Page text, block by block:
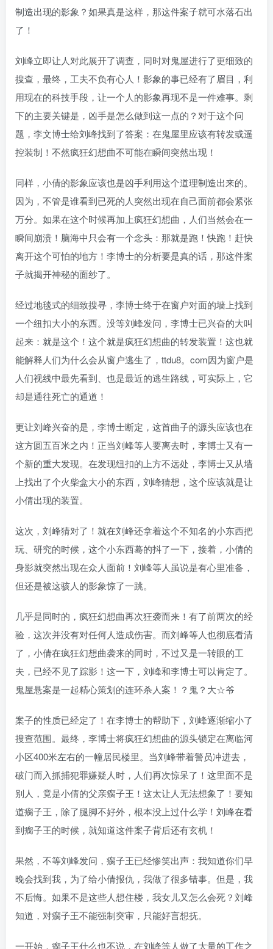
制造出现的影象？如果真是这样，那这件案子就可水落石出
了！
刘峰立即让人对此展开了调查，同时对鬼屋进行了更细致的
搜查，最终，工夫不负有心人！影象的事已经有了眉目，利
用现在的科技手段，让一个人的影象再现不是一件难事。剩
下的主要关键是，凶手是怎么做到这一点的？对于这个问
题，李文博士给刘峰找到了答案：在鬼屋里应该有转发或遥
控装制！不然疯狂幻想曲不可能在瞬间突然出现！
同样，小倩的影象应该也是凶手利用这个道理制造出来的。
因为，不管是谁看到已死的人突然出现在自己面前都会紧张
万分。如果在这个时候再加上疯狂幻想曲，人们当然会在一
瞬间崩溃！脑海中只会有一个念头：那就是跑！快跑！赶快
离开这个可怕的地方！李博士的分析要是真的话，那这件案
子就揭开神秘的面纱了。
经过地毯式的细致搜寻，李博士终于在窗户对面的墙上找到
一个纽扣大小的东西。没等刘峰发问，李博士已兴奋的大叫
起来：就是这个！这个就是疯狂幻想曲的转发装置！这也就
能解释人们为什么会从窗户逃生了，ttdu8。com因为窗户是
人们视线中最先看到、也是最近的逃生路线，可实际上，它
却是通往死亡的通道！
更让刘峰兴奋的是，李博士断定，这首曲子的源头应该也在
这方圆五百米之内！正当刘峰等人要离去时，李博士又有一
个新的重大发现。在发现纽扣的上方不远处，李博士又从墙
上找出了个火柴盒大小的东西，刘峰猜想，这个应该就是让
小倩出现的装置。
这次，刘峰猜对了！就在刘峰还拿着这个不知名的小东西把
玩、研究的时候，这个小东西蓦的抖了一下，接着，小倩的
身影就突然出现在众人面前！刘峰等人虽说是有心里准备，
但还是被这骇人的影象惊了一跳。
几乎是同时的，疯狂幻想曲再次狂袭而来！有了前两次的经
验，这次并没有对任何人造成伤害。而刘峰等人也彻底看清
了，小倩在疯狂幻想曲袭来的同时，不过又是一转眼的工
夫，已经不见了踪影！这一下，刘峰和李博士可以肯定了。
鬼屋悬案是一起精心策划的连环杀人案！？鬼？大☆爷
案子的性质已经定了！在李博士的帮助下，刘峰逐渐缩小了
搜查范围。最终，李博士将疯狂幻想曲的源头锁定在离临河
小区400米左右的一幢居民楼里。当刘峰带着警员冲进去，
破门而入抓捕犯罪嫌疑人时，人们再次惊呆了！这里面不是
别人，竟是小倩的父亲瘸子王！这太让人无法想象了！要知
道瘸子王，除了腿脚不好外，根本没上过什么学！刘峰在看
到瘸子王的时候，就知道这件案子背后还有玄机！
果然，不等刘峰发问，瘸子王已经惨笑出声：我知道你们早
晚会找到我，为了给小倩报仇，我做了很多错事。但是，我
不后悔。如果不是这些人想住楼，我女儿又怎么会死？刘峰
知道，对瘸子王不能强制突审，只能好言想抚。
一开始，瘸子王什么也不说，在刘峰等人做了大量的工作之